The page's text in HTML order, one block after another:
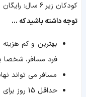
کودکان زیر ۶ سال: رایگان
توجه داشته باشید که ...
بهترین و کم
فرد مسافر، شخصا
مسافر می تواند نهایتا 90 روز در محدوده
حداقل 15 روز برای پروسه دریافت شینگن در نظر بگیرید.